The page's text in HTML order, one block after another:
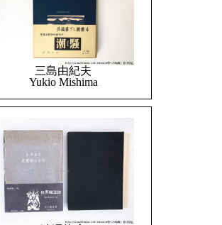
三島由紀夫
Yukio Mishima